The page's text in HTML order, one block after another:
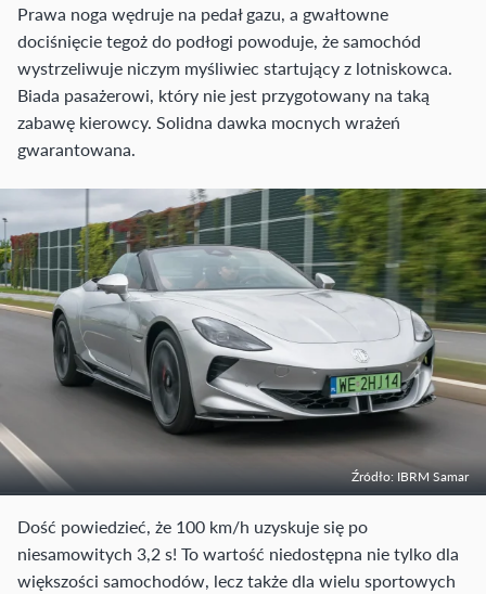
Prawa noga wędruje na pedał gazu, a gwałtowne
dociśnięcie tegoż do podłogi powoduje, że samochód
wystrzeliwuje niczym myśliwiec startujący z lotniskowca.
Biada pasażerowi, który nie jest przygotowany na taką
zabawę kierowcy. Solidna dawka mocnych wrażeń
gwarantowana.
Źródło: IBRM Samar
Dość powiedzieć, że 100 km/h uzyskuje się po
niesamowitych 3,2 s! To wartość niedostępna nie tylko dla
większości samochodów, lecz także dla wielu sportowych